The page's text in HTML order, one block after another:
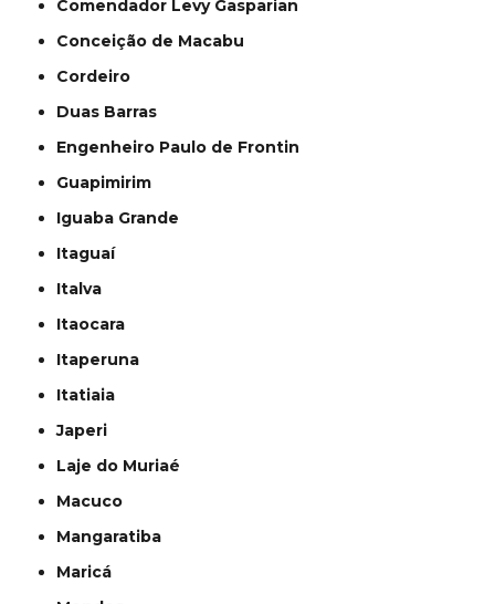
Comendador Levy Gasparian
Conceição de Macabu
Cordeiro
Duas Barras
Engenheiro Paulo de Frontin
Guapimirim
Iguaba Grande
Itaguaí
Italva
Itaocara
Itaperuna
Itatiaia
Japeri
Laje do Muriaé
Macuco
Mangaratiba
Maricá